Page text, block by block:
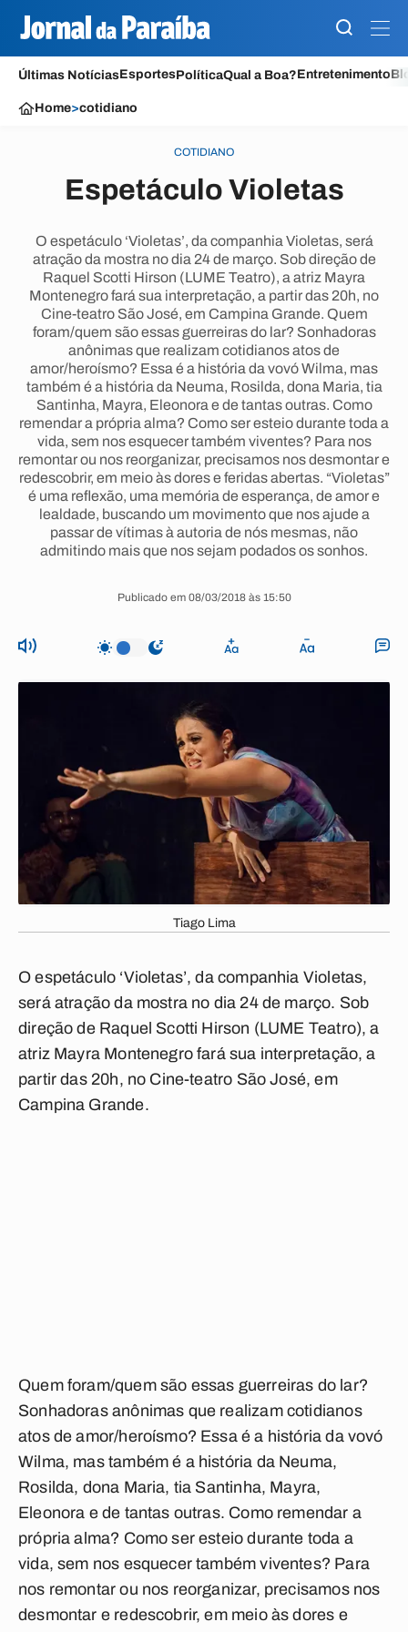
Últimas NotíciasEsportesPolíticaQual a Boa?Entretenimento
Home>cotidiano
COTIDIANO
Espetáculo Violetas
O espetáculo ‘Violetas’, da companhia Violetas, será
atração da mostra no dia 24 de março. Sob direção de
Raquel Scotti Hirson (LUME Teatro), a atriz Mayra
Montenegro fará sua interpretação, a partir das 20h, no
Cine-teatro São José, em Campina Grande. Quem
foram/quem são essas guerreiras do lar? Sonhadoras
anônimas que realizam cotidianos atos de
amor/heroísmo? Essa é a história da vovó Wilma, mas
também é a história da Neuma, Rosilda, dona Maria, tia
Santinha, Mayra, Eleonora e de tantas outras. Como
remendar a própria alma? Como ser esteio durante toda a
vida, sem nos esquecer também viventes? Para nos
remontar ou nos reorganizar, precisamos nos desmontar e
redescobrir, em meio às dores e feridas abertas. “Violetas”
é uma reflexão, uma memória de esperança, de amor e
lealdade, buscando um movimento que nos ajude a
passar de vítimas à autoria de nós mesmas, não
admitindo mais que nos sejam podados os sonhos.
Publicado em 08/03/2018 às 15:50
Tiago Lima
O espetáculo ‘Violetas’, da companhia Violetas,
será atração da mostra no dia 24 de março. Sob
direção de Raquel Scotti Hirson (LUME Teatro), a
atriz Mayra Montenegro fará sua interpretação, a
partir das 20h, no Cine-teatro São José, em
Campina Grande.
Quem foram/quem são essas guerreiras do lar?
Sonhadoras anônimas que realizam cotidianos
atos de amor/heroísmo? Essa é a história da vovó
Wilma, mas também é a história da Neuma,
Rosilda, dona Maria, tia Santinha, Mayra,
Eleonora e de tantas outras. Como remendar a
própria alma? Como ser esteio durante toda a
vida, sem nos esquecer também viventes? Para
nos remontar ou nos reorganizar, precisamos nos
desmontar e redescobrir, em meio às dores e